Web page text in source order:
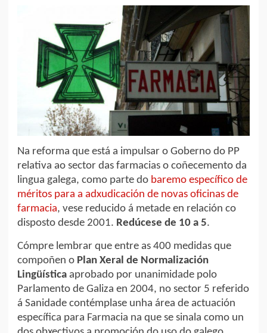
Na reforma que está a impulsar o Goberno do PP
relativa ao sector das farmacias o coñecemento da
lingua galega, como parte do baremo específico de
méritos para a adxudicación de novas oficinas de
farmacia, vese reducido á metade en relación co
disposto desde 2001. Redúcese de 10 a 5.
Cómpre lembrar que entre as 400 medidas que
compoñen o Plan Xeral de Normalización
Lingüística aprobado por unanimidade polo
Parlamento de Galiza en 2004, no sector 5 referido
á Sanidade contémplase unha área de actuación
específica para Farmacia na que se sinala como un